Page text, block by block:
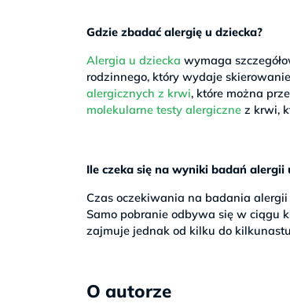
Gdzie zbadać alergię u dziecka?
Alergia u dziecka wymaga
rodzinnego, który wydaje
alergicznych z krwi, które można
molekularne testy alergiczne z krwi,
Ile czeka się na wyniki badań alergii
Czas oczekiwania na badania
Samo pobranie odbywa się w ciągu
zajmuje jednak od kilku do
O autorze